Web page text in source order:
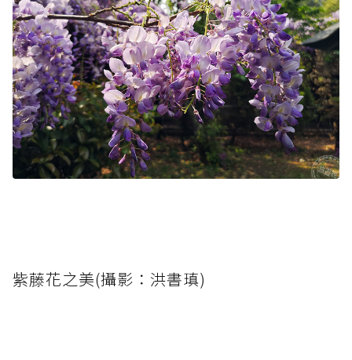
紫藤花之美(攝影：洪書瑱)